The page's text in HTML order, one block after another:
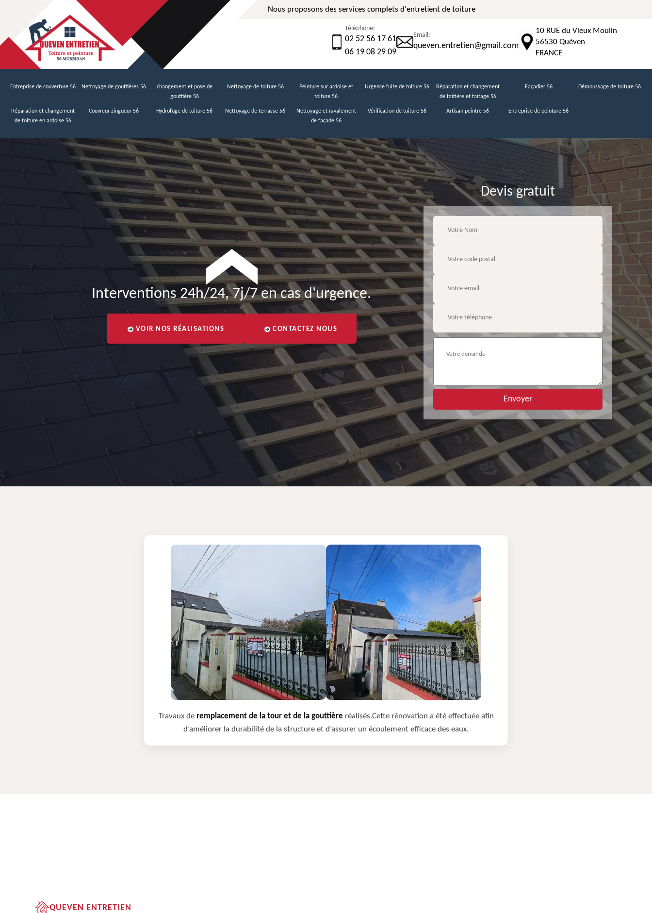
Nous proposons des services complets d'entretient de toiture
Téléphone:
02 52 56 17 61
06 19 08 29 09
Email:
queven.entretien@gmail.com
10 RUE du Vieux Moulin
56530 Quéven
FRANCE
Entreprise de couverture 56 Nettoyage de gouttières 56
changement et pose de
gouttière 56
Nettoyage de toiture 56
Peinture sur ardoise et
toiture 56
Urgence fuite de toiture 56
Réparation et changement
de faîtière et faîtage 56
Façadier 56 Démoussage de toiture 56
Réparation et changement
de toiture en ardoise 56
Couvreur zingueur 56 Hydrofuge de toiture 56 Nettoyage de terrasse 56
Nettoyage et ravalement
de façade 56
Vérification de toiture 56 Artisan peintre 56 Entreprise de peinture 56
Interventions 24h/24, 7j/7 en cas d'urgence.
VOIR NOS RÉALISATIONS CONTACTEZ NOUS
Devis gratuit
Travaux de remplacement de la tour et de la gouttière réalisés.Cette rénovation a été effectuée afin
d’améliorer la durabilité de la structure et d’assurer un écoulement efficace des eaux.
QUEVEN ENTRETIEN